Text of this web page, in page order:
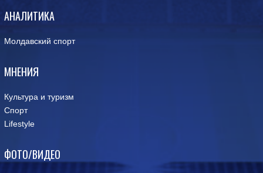
АНАЛИТИКА
Молдавский спорт
МНЕНИЯ
Культура и туризм
Спорт
Lifestyle
ФОТО/ВИДЕО